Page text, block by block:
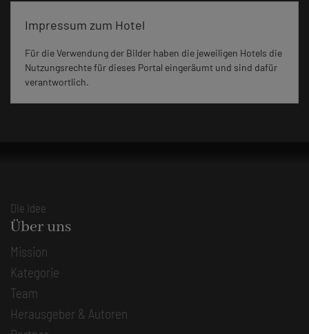
Impressum zum Hotel
Für die Verwendung der Bilder haben die jeweiligen Hotels die
Nutzungsrechte für dieses Portal eingeräumt und sind dafür
verantwortlich.
Die Idee
Über uns
Mission
Kategorie
Team
Herausgeber & Autoren